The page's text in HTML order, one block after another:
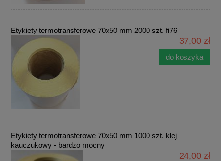
Etykiety termotransferowe 70x50 mm 2000 szt. fi76
37,00 zł
do koszyka
Etykiety termotransferowe 70x50 mm 1000 szt. klej
kauczukowy - bardzo mocny
24,00 zł